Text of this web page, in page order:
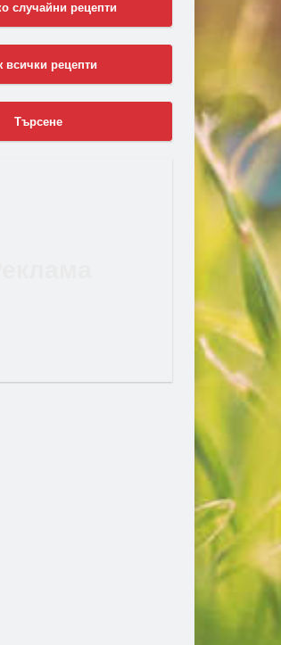
случайни рецепти
всички рецепти
Търсене